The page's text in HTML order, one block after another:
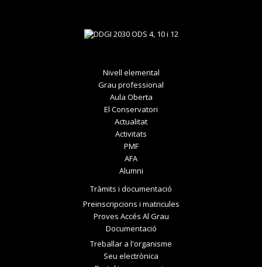
Nivell elemental
Grau professional
Aula Oberta
El Conservatori
Actualitat
Activitats
PMF
AFA
Alumni
Tràmits i documentació
Preinscripcions i matricules
Proves Accés Al Grau
Documentació
Treballar a l'organisme
Seu electrònica